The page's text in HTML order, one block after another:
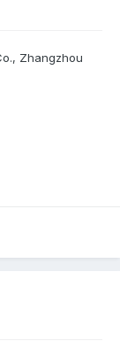
Zhangzhou